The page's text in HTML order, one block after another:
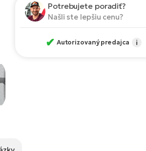
Potrebujete poradiť?
Našli ste lepšiu cenu?
✔ Autorizovaný predajca i